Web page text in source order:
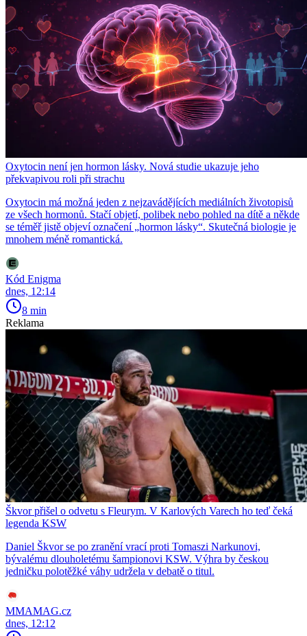
Oxytocin není jen hormon lásky. Nová studie ukazuje jeho
překvapivou roli při strachu
Oxytocin má možná jeden z nejzavádějících mediálních životopisů
ze všech hormonů. Stačí objetí, polibek nebo pohled na dítě a někde
se téměř jistě objeví označení „hormon lásky“. Skutečná biologie je
mnohem méně romantická.
Kód Enigma
dnes, 12:14
8 min
Reklama
Škvor přišel o odvetu s Fleurym. V Karlových Varech ho teď čeká
legenda KSW
Daniel Škvor se po zranění vrací proti Tomaszi Narkunovi,
bývalému dlouholetému šampionovi KSW. Výhra by českou
jedničku polotěžké váhy udržela v debatě o titul.
MMAMAG.cz
dnes, 12:12